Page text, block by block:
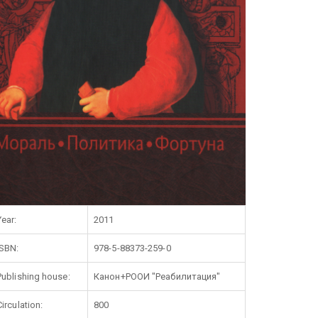
2011
978-5-88373-259-0
house: Канон+РООИ "Реабилитация"
800